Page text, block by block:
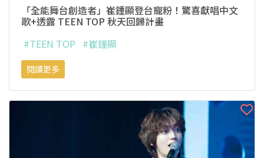
「全能舞台創造者」崔鍾顯登台寵粉！驚喜獻唱中文
歌+透露 TEEN TOP 秋天回歸計畫
#TEEN TOP #崔鐘顯
閱讀更多